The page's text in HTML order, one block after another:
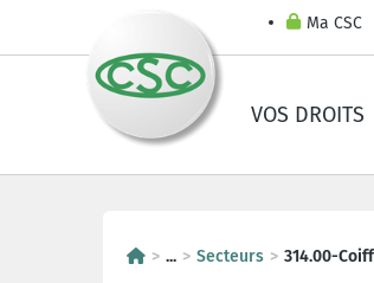
Ma CSC
VOS DROITS
... Secteurs 314.00-